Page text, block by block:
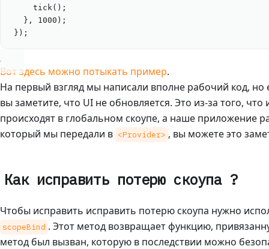
tick();
}, 1000 );
});
Вот здесь можно потыкать пример.
На первый взгляд мы написали вполне рабочий код, но
вы заметите, что UI не обновляется. Это из-за того,
происходят в глобальном скоупе, а наше приложение
который мы передали в <Provider> , вы можете это
Как исправить потерю скоупа ?
Чтобы исправить исправить потерю скоупа нужно
scopeBind . Этот метод возвращает функцию,
метод был вызван, которую в последствии можно